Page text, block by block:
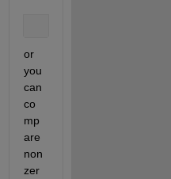
or
you
can
co
mp
are
non
zer